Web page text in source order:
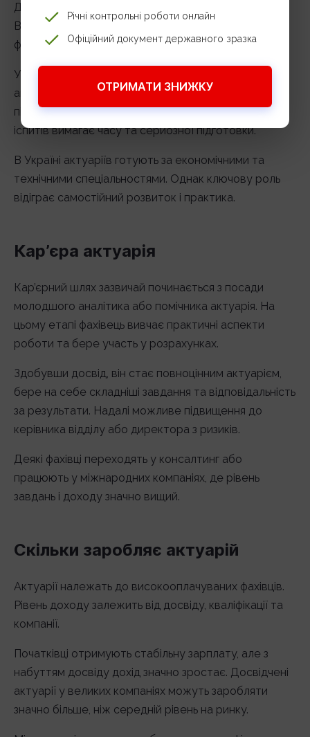
Річні контрольні роботи онлайн
Офіційний документ державного зразка
ОТРИМАТИ ЗНИЖКУ
Для роботи актуарієм потрібна вища освіта.
Відповідними напрямками є математика, економіка,
фінанси, статистика або страхування.
У багатьох країнах існують професійні сертифікації
актуаріїв. Вони підтверджують кваліфікацію та
підвищують рівень фахівця. Підготовка до таких
іспитів вимагає часу та серйозної підготовки.
В Україні актуаріїв готують за економічними та
технічними спеціальностями. Однак ключову роль
відіграє самостійний розвиток і практика.
Кар’єра актуарія
Кар’єрний шлях зазвичай починається з посади
молодшого аналітика або помічника актуарія. На
цьому етапі фахівець вивчає практичні аспекти
роботи та бере участь у розрахунках.
Здобувши досвід, він стає повноцінним актуарієм,
бере на себе складніші завдання та відповідальність
за результати. Надалі можливе підвищення до
керівника відділу або директора з ризиків.
Деякі фахівці переходять у консалтинг або
працюють у міжнародних компаніях, де рівень
завдань і доходу значно вищий.
Скільки заробляє актуарій
Актуарії належать до високооплачуваних фахівців.
Рівень доходу залежить від досвіду, кваліфікації та
компанії.
Початківці отримують стабільну зарплату, але з
набуттям досвіду дохід значно зростає. Досвідчені
актуарії у великих компаніях можуть заробляти
значно більше, ніж середній рівень на ринку.